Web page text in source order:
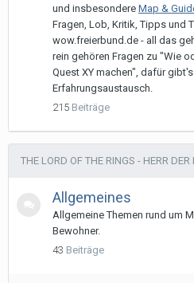
und insbesondere Map &
Fragen, Lob, Kritik, Tipps und
wow.freierbund.de - all das
rein gehören Fragen zu "Wie
Quest XY machen", dafür
Erfahrungsaustausch.
215 Beiträge
THE LORD OF THE RINGS - HERR DER
Allgemeines
Allgemeine Themen rund um
Bewohner.
43 Beiträge